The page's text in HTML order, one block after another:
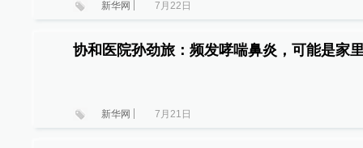
新华网 7月22日
协和医院孙劲旅：频发哮喘鼻炎，可能是家
新华网 7月21日